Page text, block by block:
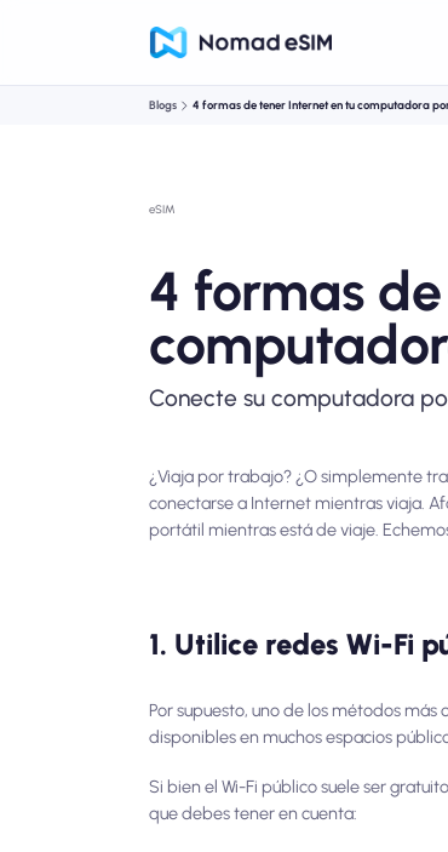
Blogs 4 formas de tener Internet en tu computadora
eSIM
4 formas
Conecte su computadora
¿Viaja por trabajo? ¿O simplemente
conectarse a Internet mientras viaja.
portátil mientras está de viaje.
1. Utilice redes Wi-Fi
Por supuesto, uno de los métodos
disponibles en muchos espacios
Si bien el Wi-Fi público suele ser
que debes tener en cuenta: